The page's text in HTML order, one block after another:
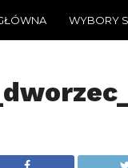
WYBORY